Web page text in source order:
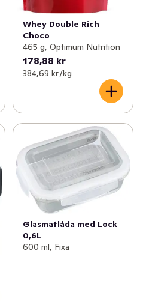
Whey Double Rich
Choco
465 g, Optimum Nutrition
178,88 kr
384,69 kr /kg
Glasmatlåda med Lock
0,6L
600 ml, Fixa